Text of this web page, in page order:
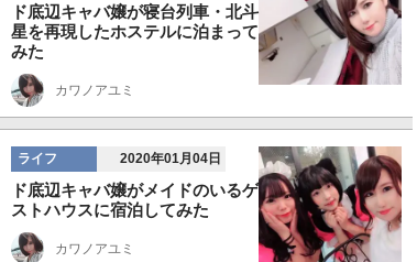
ド底辺キャバ嬢が寝台列車・北斗
星を再現したホステルに泊まって
みた
カワノアユミ
ライフ 2020年01月04日
ド底辺キャバ嬢がメイドのいるゲ
ストハウスに宿泊してみた
カワノアユミ